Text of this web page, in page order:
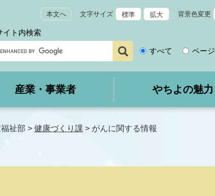
本文へ 文字サイズ 標準 拡大 背景色変更
イト内検索
すべて ページ
産業・事業者 やちよの魅力
祉部 > 健康づくり課 > がんに関する情報